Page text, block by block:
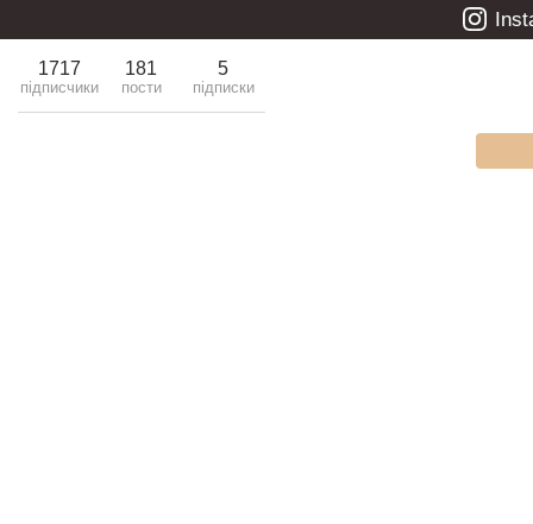
1717
підписчики
181
пости
5
підписки